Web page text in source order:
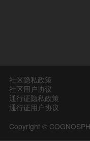
社区隐私政策
社区用户协议
通行证隐私政策
通行证用户协议
Copyright ©